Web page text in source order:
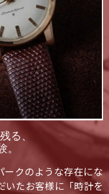
る、
。
ークのような存在にな
いたお客様に「時計を